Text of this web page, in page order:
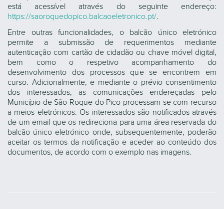
está acessível através do seguinte endereço:
https://saoroquedopico.balcaoeletronico.pt/.
Entre outras funcionalidades, o balcão único eletrónico
permite a submissão de requerimentos mediante
autenticação com cartão de cidadão ou chave móvel digital,
bem como o respetivo acompanhamento do
desenvolvimento dos processos que se encontrem em
curso. Adicionalmente, e mediante o prévio consentimento
dos interessados, as comunicações endereçadas pelo
Município de São Roque do Pico processam-se com recurso
a meios eletrónicos. Os interessados são notificados através
de um email que os redireciona para uma área reservada do
balcão único eletrónico onde, subsequentemente, poderão
aceitar os termos da notificação e aceder ao conteúdo dos
documentos, de acordo com o exemplo nas imagens.